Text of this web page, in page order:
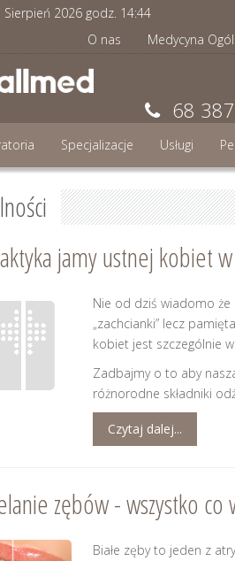
Sierpień 2026 godz. 14:44
O nas
Medycyna
68
Specjalizacje Usługi
jamy ustnej kobiet w
Nie od dziś wiadomo że
„zachcianki” lecz
kobiet jest szczególnie
Zadbajmy o to aby
różnorodne składniki
Czytaj dalej...
zębów - wszystko
Białe zęby to jeden z